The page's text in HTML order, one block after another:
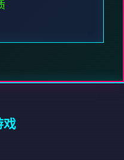
戏